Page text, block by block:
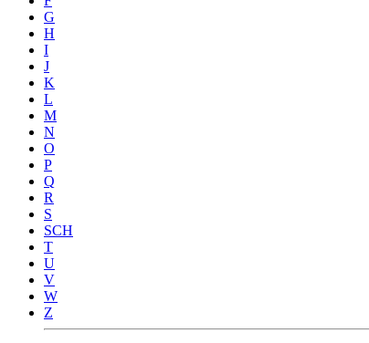
G
H
I
J
K
L
M
N
O
P
Q
R
S
SCH
T
U
V
W
Z